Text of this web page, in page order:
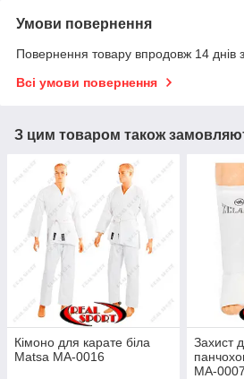
Умови повернення
Повернення товару впродовж 14 днів
Всі умови повернення
З цим товаром також
Кімоно для карате біла
Matsa MA-0016
Захист
MA-0007